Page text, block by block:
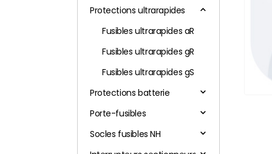
Protections ultrarapides
Fusibles ultrarapides aR
Fusibles ultrarapides gR
Fusibles ultrarapides gS
Protections batterie
Porte-fusibles
Socles fusibles NH